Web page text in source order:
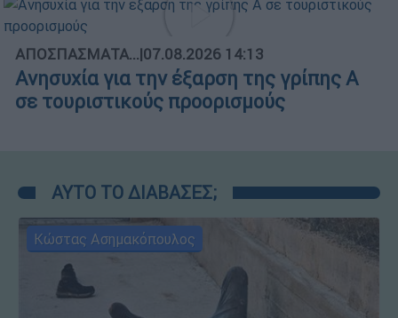
ΑΠΟΣΠΑΣΜΑΤΑ...|07.08.2026 14:13
Ανησυχία για την έξαρση της γρίπης Α
σε τουριστικούς προορισμούς
ΑΥΤΟ ΤΟ ΔΙΑΒΑΣΕΣ;
Κώστας Ασημακόπουλος